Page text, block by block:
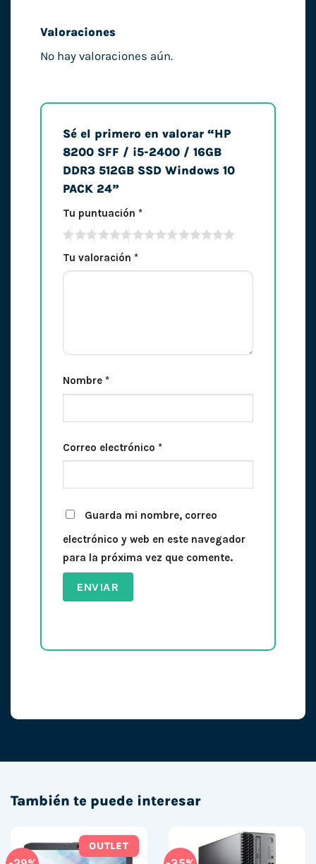
Valoraciones
No hay valoraciones aún.
Sé el primero en valorar “HP
8200 SFF / i5-2400 / 16GB
DDR3 512GB SSD Windows 10
PACK 24”
Tu puntuación *
Tu valoración *
Nombre *
Correo electrónico *
Guarda mi nombre, correo
electrónico y web en este navegador
para la próxima vez que comente.
También te puede interesar
OUTLET